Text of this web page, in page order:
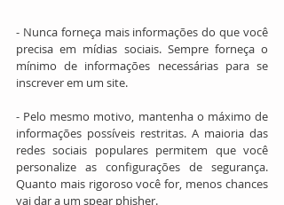
- Nunca forneça mais informações do que você
precisa em mídias sociais. Sempre forneça o
mínimo de informações necessárias para se
inscrever em um site.
- Pelo mesmo motivo, mantenha o máximo de
informações possíveis restritas. A maioria das
redes sociais populares permitem que você
personalize as configurações de segurança.
Quanto mais rigoroso você for, menos chances
vai dar a um spear phisher.